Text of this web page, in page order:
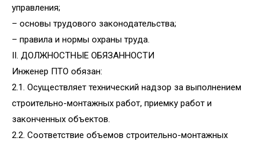
управления;
– основы трудового законодательства;
– правила и нормы охраны труда.
II. ДОЛЖНОСТНЫЕ ОБЯЗАННОСТИ
Инженер ПТО обязан:
2.1. Осуществляет технический надзор за выполнением
строительно-монтажных работ, приемку работ и
законченных объектов.
2.2. Соответствие объемов строительно-монтажных